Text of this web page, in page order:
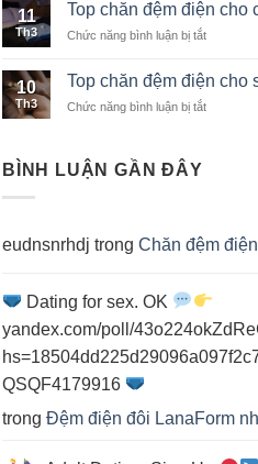
khẩu
2
11
Th3
Top chăn đệm điện cho
Chức năng bình luận bị tắt
chăn
10
Th3
Top chăn đệm điện cho
Chức năng bình luận bị tắt
BÌNH LUẬN GẦN ĐÂY
eudnsnrhdj trong Chăn đệm
Dating for sex. OK
yandex.com/poll/
QSQF4179916
trong Đệm điện đôi LanaForm